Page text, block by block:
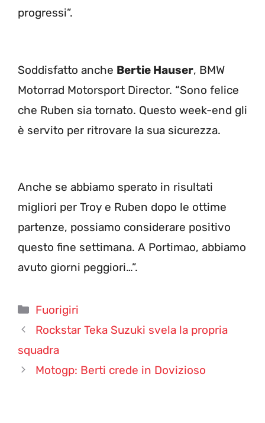
progressi”.
Soddisfatto anche Bertie Hauser, BMW
Motorrad Motorsport Director. “Sono felice
che Ruben sia tornato. Questo week-end gli
è servito per ritrovare la sua sicurezza.
Anche se abbiamo sperato in risultati
migliori per Troy e Ruben dopo le ottime
partenze, possiamo considerare positivo
questo fine settimana. A Portimao, abbiamo
avuto giorni peggiori…”.
Categorie
Fuorigiri
Rockstar Teka Suzuki svela la propria
squadra
Motogp: Berti crede in Dovizioso